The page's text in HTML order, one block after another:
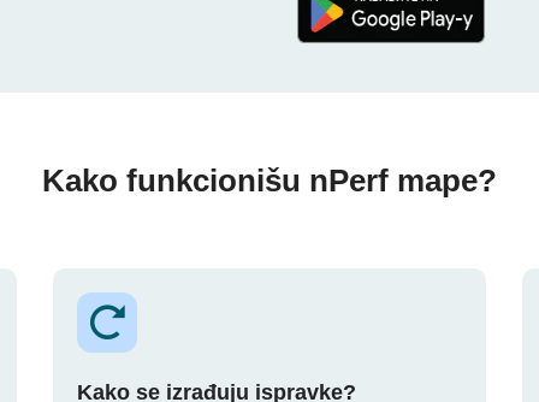
Kako funkcionišu nPerf mape?
Kako se izrađuju ispravke?